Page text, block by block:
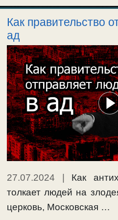
Как правительство
ад
27.07.2024 | Как
толкает людей на
церковь, Московская …